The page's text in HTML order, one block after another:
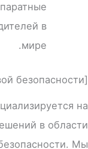
в
мире.
[Решения в области сетей и сетевой безопасности]
на
в области
Мы